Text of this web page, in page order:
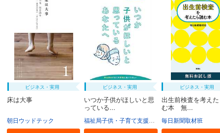
ビジネス・実用
床は大事
朝日ウッドテック
ビジネス・実用
いつか子供がほしいと思
っている...
東京都
ビジネス・実用
出生前検査を考え
む本 無...
毎日新聞取材班